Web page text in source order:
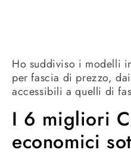
Ho suddiviso i modelli
per fascia di prezzo,
accessibili a quelli di
I 6 migliori
economici